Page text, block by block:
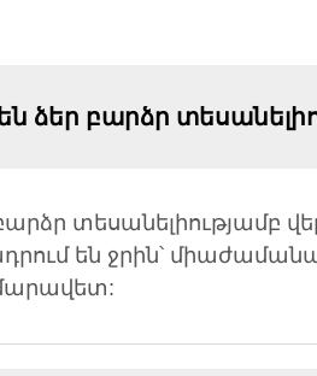
են ձեր բարձր
տեսանելիությամբ
են ջրին՝